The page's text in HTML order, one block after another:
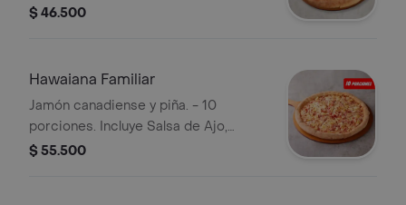
Sazonador Pimienta Roja y
$ 46.500
Hawaiana Familiar
Jamón canadiense y piña. - 10
porciones. Incluye Salsa de Ajo,
Sazonador Pimienta Roja y
$ 55.500